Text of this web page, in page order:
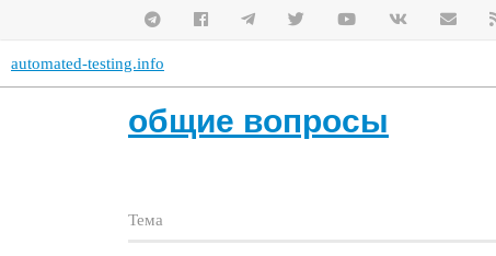
automated-testing.info
общие вопросы
Тема